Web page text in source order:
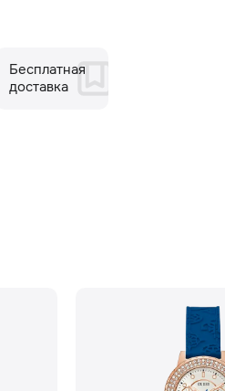
Бесплатная
доставка